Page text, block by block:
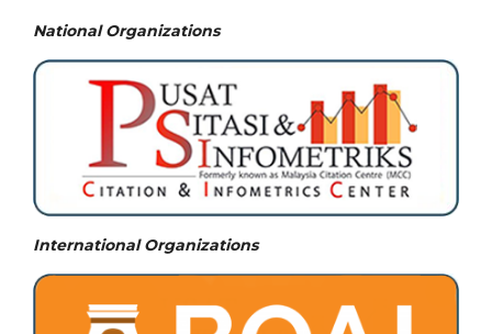
National Organizations
International Organizations